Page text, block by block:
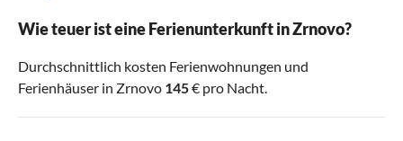
Wie teuer ist eine Ferienunterkunft in Zrnovo?
Durchschnittlich kosten Ferienwohnungen und
Ferienhäuser in Zrnovo 145€ pro Nacht.